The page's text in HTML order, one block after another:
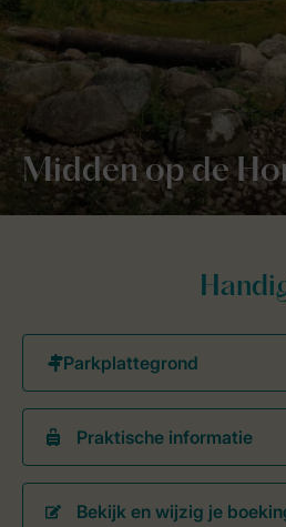
Midden op de
Praktische informatie
Bekijk en wijzig je